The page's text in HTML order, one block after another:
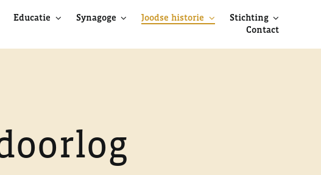
Educatie Synagoge Joodse historie
Stichting
Contact